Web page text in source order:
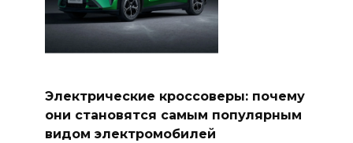
Электрические кроссоверы: почему
они становятся самым популярным
видом электромобилей